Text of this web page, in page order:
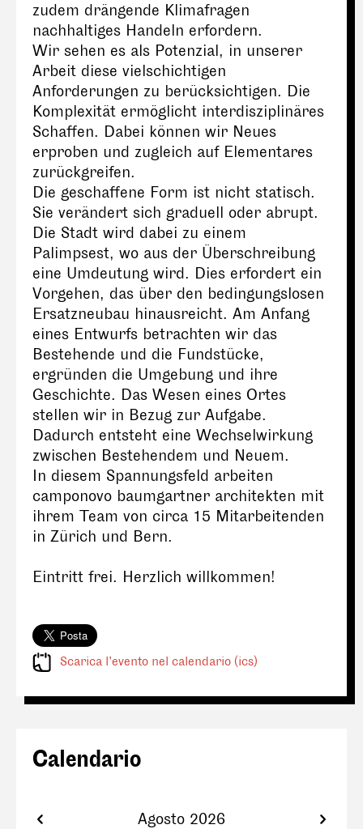
zudem drängende Klimafragen
nachhaltiges Handeln erfordern.
Wir sehen es als Potenzial, in unserer
Arbeit diese vielschichtigen
Anforderungen zu berücksichtigen. Die
Komplexität ermöglicht interdisziplinäres
Schaffen. Dabei können wir Neues
erproben und zugleich auf Elementares
zurückgreifen.
Die geschaffene Form ist nicht statisch.
Sie verändert sich graduell oder abrupt.
Die Stadt wird dabei zu einem
Palimpsest, wo aus der Überschreibung
eine Umdeutung wird. Dies erfordert ein
Vorgehen, das über den bedingungslosen
Ersatzneubau hinausreicht. Am Anfang
eines Entwurfs betrachten wir das
Bestehende und die Fundstücke,
ergründen die Umgebung und ihre
Geschichte. Das Wesen eines Ortes
stellen wir in Bezug zur Aufgabe.
Dadurch entsteht eine Wechselwirkung
zwischen Bestehendem und Neuem.
In diesem Spannungsfeld arbeiten
camponovo baumgartner architekten mit
ihrem Team von circa 15 Mitarbeitenden
in Zürich und Bern.
Eintritt frei. Herzlich willkommen!
Scarica l’evento nel calendario (ics)
Calendario
Agosto 2026